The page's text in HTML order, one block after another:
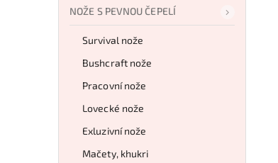
NOŽE S PEVNOU ČEPELÍ
Survival nože
Bushcraft nože
Pracovní nože
Lovecké nože
Exluzivní nože
Mačety, khukri